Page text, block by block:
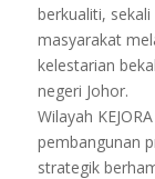
berkualiti,
masyarakat
kelestarian
negeri Johor.
Wilayah
pembangunan
strategik